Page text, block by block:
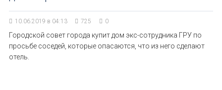
10.06.2019 в 04:13 725 0
Городской совет города купит дом экс-сотрудника ГРУ по
просьбе соседей, которые опасаются, что из него сделают
отель.